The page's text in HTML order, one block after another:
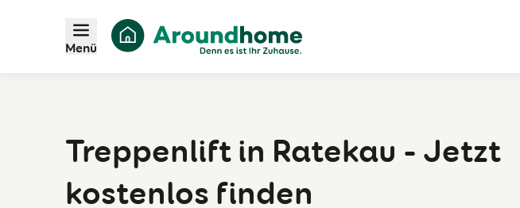
Menü
Treppenlift in Ratekau - Jetzt
kostenlos finden